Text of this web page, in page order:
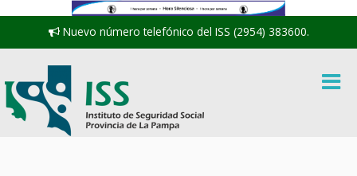
Nuevo número telefónico del ISS (2954) 383600.